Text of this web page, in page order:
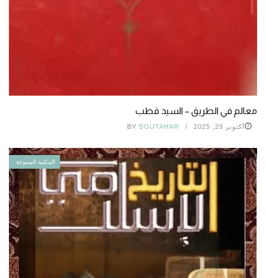
معالم في الطريق – السيد قطب
أكتوبر 29, 2025 BY BOUTAHAR
المكتبة المتنوعة